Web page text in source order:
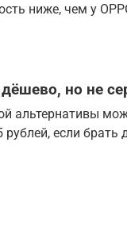
ниже, чем у
но не
альтернативы
рублей, если